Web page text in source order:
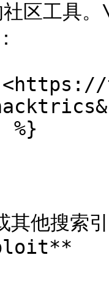
区工具
%}
其他搜